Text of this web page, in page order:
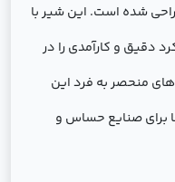
شده است. این شیر با
دقیق و کارآمدی را در
منحصر به فرد این
برای صنایع حساس و